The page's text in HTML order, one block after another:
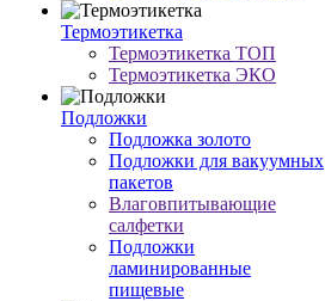
Термоэтикетка
Термоэтикетка ТОП
Термоэтикетка ЭКО
Подложки
Подложка золото
Подложки для вакуумных
пакетов
Влаговпитывающие
салфетки
Подложки
ламинированные
пищевые